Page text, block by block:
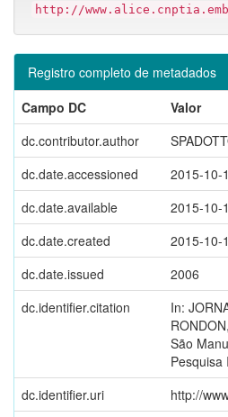
http://
Registro completo de metadados
Campo DC
Valor
dc.contributor.author
dc.date.accessioned
2015-10-
dc.date.available
2015-10-
dc.date.created
2015-10-
dc.date.issued
2006
dc.identifier.citation
In:
São
Pesquisa
dc.identifier.uri
http://